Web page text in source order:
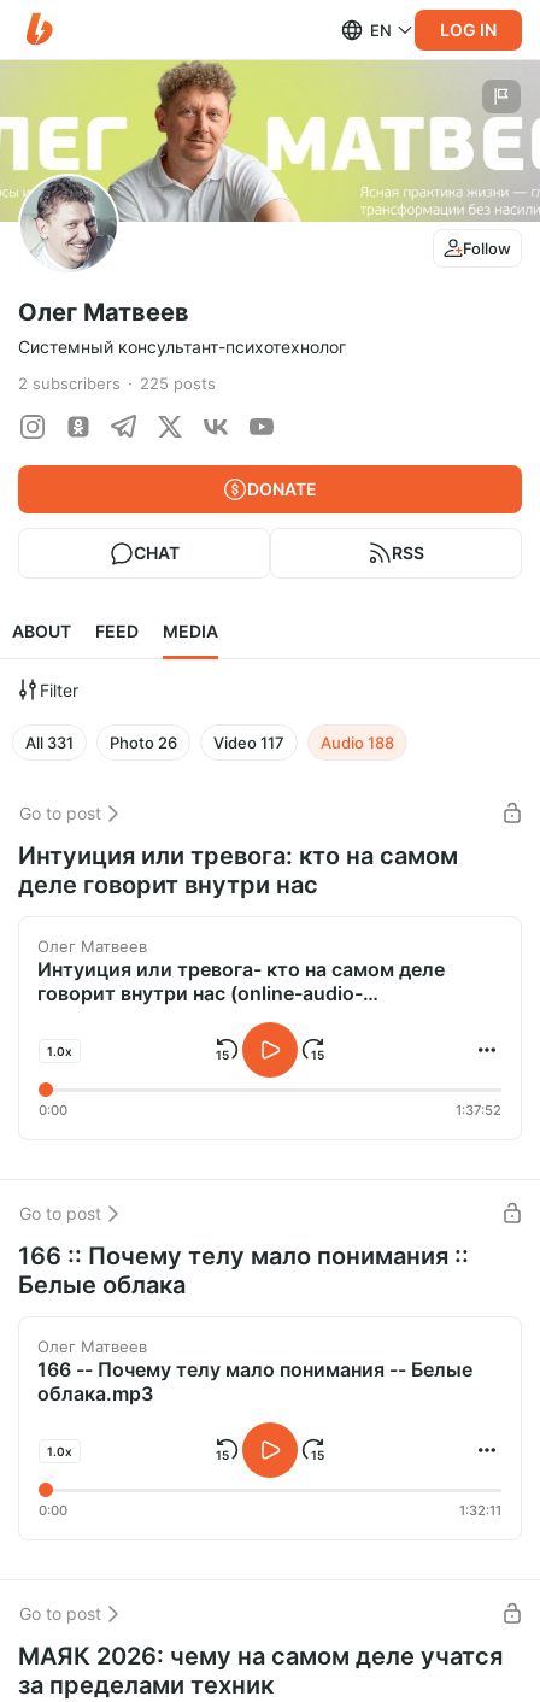
EN LOG IN
Follow
Олег Матвеев
Системный консультант-психотехнолог
2 subscribers 225 posts
DONATE
CHAT RSS
ABOUT FEED MEDIA
Filter
All 331 Photo 26 Video117 Audio188
Go to post
Интуиция или тревога: кто на самом
деле говорит внутри нас
Олег Матвеев
Интуиция или тревога- кто на самом деле
говорит внутри нас (online-audio-
1.0x
0:00 1:37:52
Go to post
166 :: Почему телу мало понимания ::
Белые облака
Олег Матвеев
166 -- Почему телу мало понимания -- Белые
облака.mp3
1.0x
0:00 1:32:11
Go to post
МАЯК 2026: чему на самом деле учатся
за пределами техник